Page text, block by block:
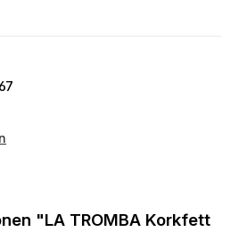
"LA TROMBA Korkfett